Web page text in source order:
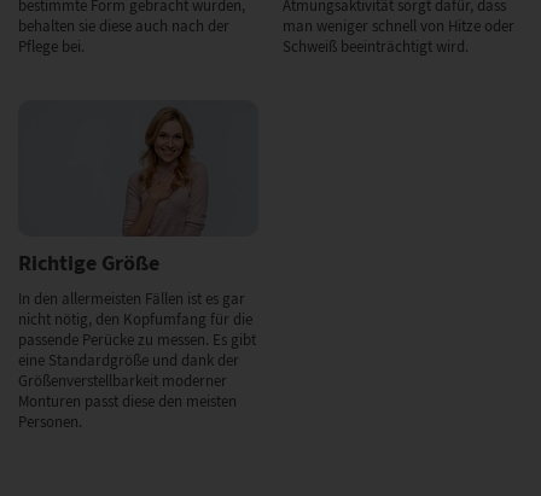
bestimmte Form gebracht wurden,
behalten sie diese auch nach der
Pflege bei.
Atmungsaktivität sorgt dafür, dass
man weniger schnell von Hitze oder
Schweiß beeinträchtigt wird.
Richtige Größe
In den allermeisten Fällen ist es gar
nicht nötig, den Kopfumfang für die
passende Perücke zu messen. Es gibt
eine Standardgröße und dank der
Größenverstellbarkeit moderner
Monturen passt diese den meisten
Personen.